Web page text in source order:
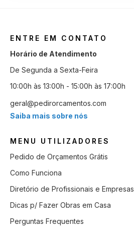
ENTRE EM CONTATO
Horário de Atendimento
De Segunda a Sexta-Feira
10:00h às 13:00h - 15:00h às 17:00h
geral@pedirorcamentos.com
Saiba mais sobre nós
MENU UTILIZADORES
Pedido de Orçamentos Grátis
Como Funciona
Diretório de Profissionais e Empresas
Dicas p/ Fazer Obras em Casa
Perguntas Frequentes